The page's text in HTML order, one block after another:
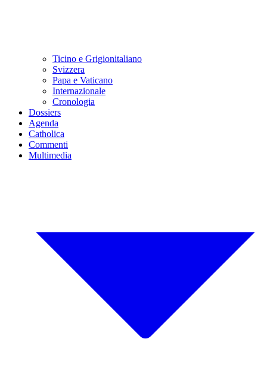
Ticino e Grigionitaliano
Svizzera
Papa e Vaticano
Internazionale
Cronologia
Dossiers
Agenda
Catholica
Commenti
Multimedia